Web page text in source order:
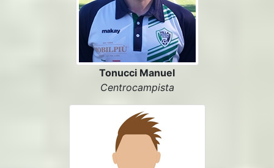
Tonucci Manuel
Centrocampista